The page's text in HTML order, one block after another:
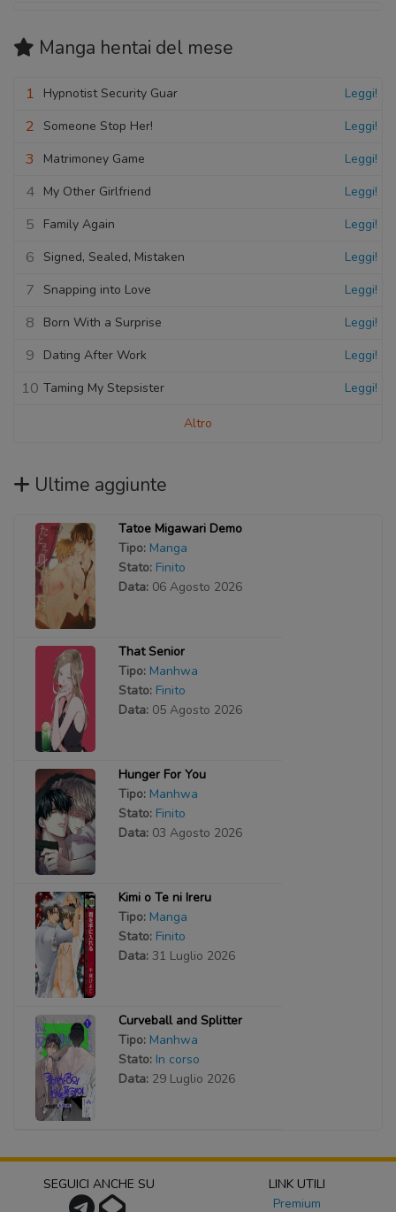
Manga hentai del mese
1 Hypnotist Security Guar Leggi!
2 Someone Stop Her! Leggi!
3 Matrimoney Game Leggi!
4 My Other Girlfriend Leggi!
5 Family Again Leggi!
6 Signed, Sealed, Mistaken Leggi!
7 Snapping into Love Leggi!
8 Born With a Surprise Leggi!
9 Dating After Work Leggi!
10 Taming My Stepsister Leggi!
Altro
Ultime aggiunte
Tatoe Migawari Demo
Tipo: Manga
Stato: Finito
Data: 06 Agosto 2026
That Senior
Tipo: Manhwa
Stato: Finito
Data: 05 Agosto 2026
Hunger For You
Tipo: Manhwa
Stato: Finito
Data: 03 Agosto 2026
Kimi o Te ni Ireru
Tipo: Manga
Stato: Finito
Data: 31 Luglio 2026
Curveball and Splitter
Tipo: Manhwa
Stato: In corso
Data: 29 Luglio 2026
SEGUICI ANCHE SU
LINK UTILI
Premium